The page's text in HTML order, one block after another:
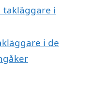
takläggare i
i de